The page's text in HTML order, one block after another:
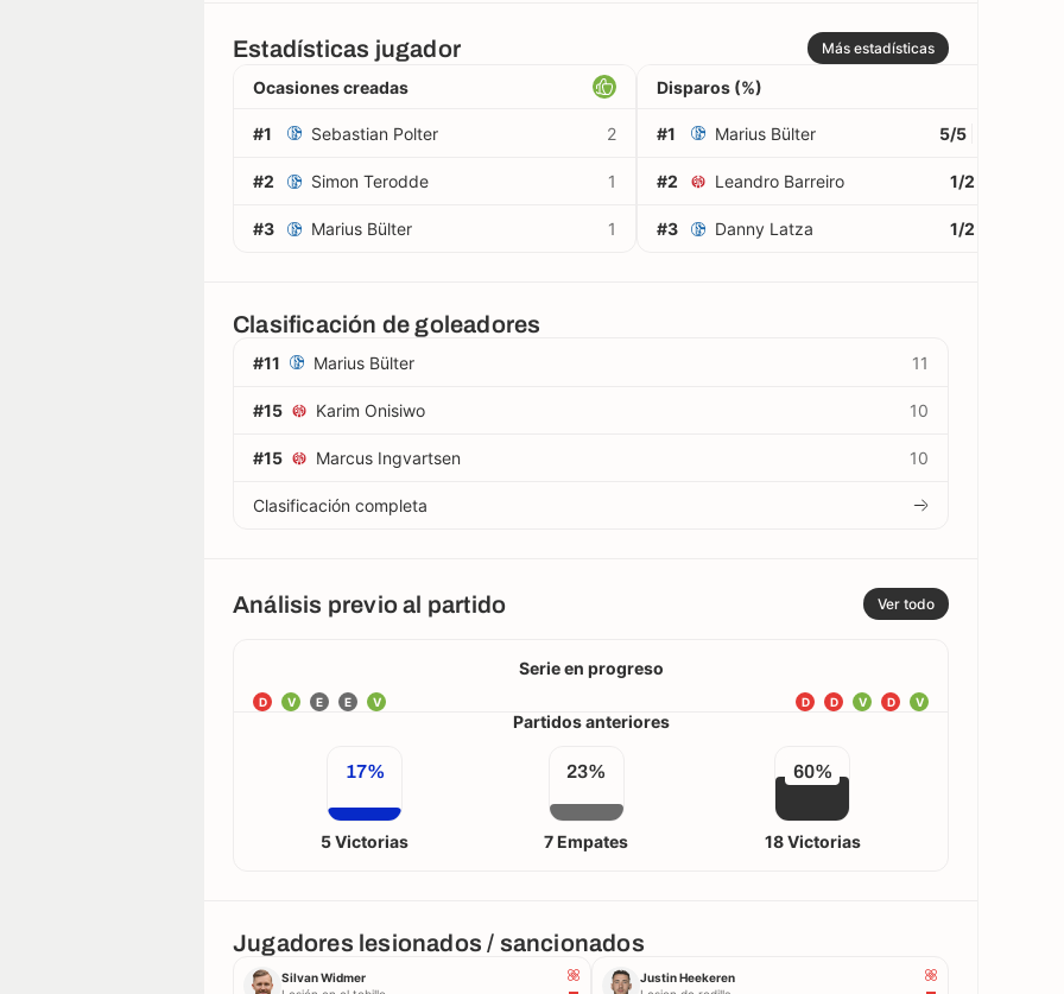
Estadísticas jugador Más estadísticas
Ocasiones creadas
#1 Sebastian Polter 2
#2 Simon Terodde 1
#3 Marius Bülter 1
Disparos (%)
#1 Marius Bülter 5/5
#2 Leandro Barreiro 1/2
#3 Danny Latza 1/2
Clasificación de goleadores
#11 Marius Bülter 11
#15 Karim Onisiwo 10
#15 Marcus Ingvartsen 10
Clasificación completa
Análisis previo al partido Ver todo
Serie en progreso
D V E E V V
D
V
D
D
Partidos anteriores
17%
5 Victorias
23%
7 Empates
60%
18 Victorias
Jugadores lesionados / sancionados
Silvan Widmer
Justin Heekeren